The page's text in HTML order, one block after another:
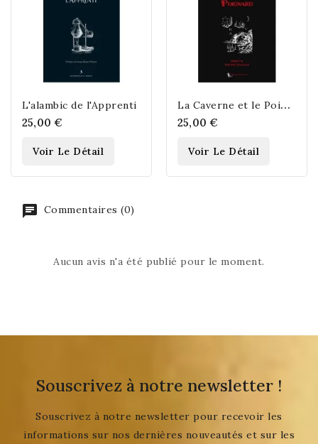
L'alambic de l'Apprenti
25,00 €
Voir Le Détail
L
a Caverne et le Poignard
25,00 €
Voir Le Détail
Commentaires (0)
Aucun avis n'a été publié pour le moment.
Souscrivez à notre newsletter !
Souscrivez à notre newsletter pour recevoir les
informations sur nos dernières nouveautés et sur les